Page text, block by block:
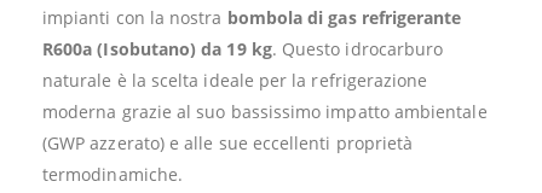
impianti con la nostra bombola di gas refrigerante
R600a (Isobutano) da 19 kg. Questo idrocarburo
naturale è la scelta ideale per la refrigerazione
moderna grazie al suo bassissimo impatto ambientale
(GWP azzerato) e alle sue eccellenti proprietà
termodinamiche.